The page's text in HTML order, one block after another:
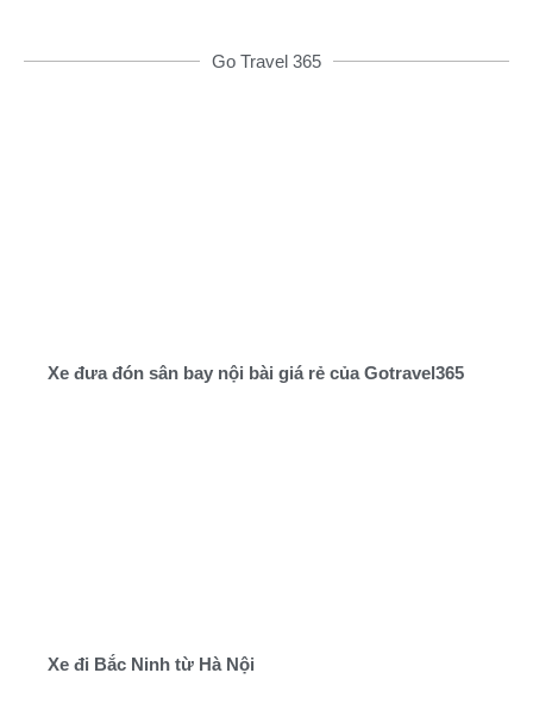
Go Travel 365
Xe đưa đón sân bay nội bài giá rẻ của Gotravel365
Xe đi Bắc Ninh từ Hà Nội